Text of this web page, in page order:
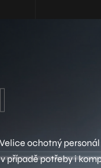
ochotný personál
případě potřeby i